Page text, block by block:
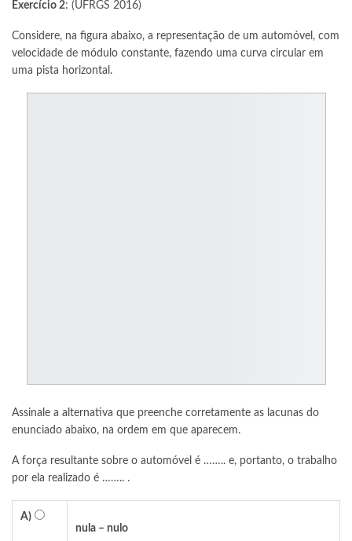
Exercício 2: (UFRGS 2016)
Considere, na figura abaixo, a representação de um automóvel, com
velocidade de módulo constante, fazendo uma curva circular em
uma pista horizontal.
Assinale a alternativa que preenche corretamente as lacunas do
enunciado abaixo, na ordem em que aparecem.
A força resultante sobre o automóvel é …….. e, portanto, o trabalho
por ela realizado é …….. .
A)
nula – nulo